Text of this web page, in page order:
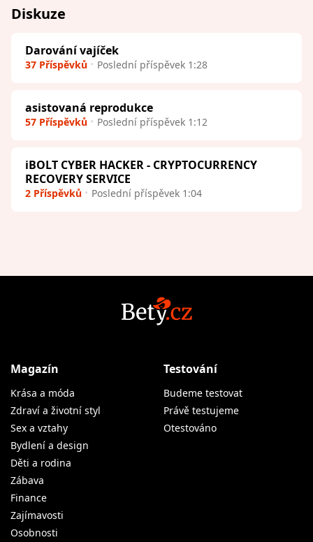
Diskuze
Darování vajíček
37 Příspěvků Poslední příspěvek 1:28
asistovaná reprodukce
57 Příspěvků Poslední příspěvek 1:12
iBOLT CYBER HACKER - CRYPTOCURRENCY
RECOVERY SERVICE
2 Příspěvků Poslední příspěvek 1:04
Magazín
Krása a móda
Zdraví a životní styl
Sex a vztahy
Bydlení a design
Děti a rodina
Zábava
Finance
Zajímavosti
Osobnosti
Testování
Budeme testovat
Právě testujeme
Otestováno